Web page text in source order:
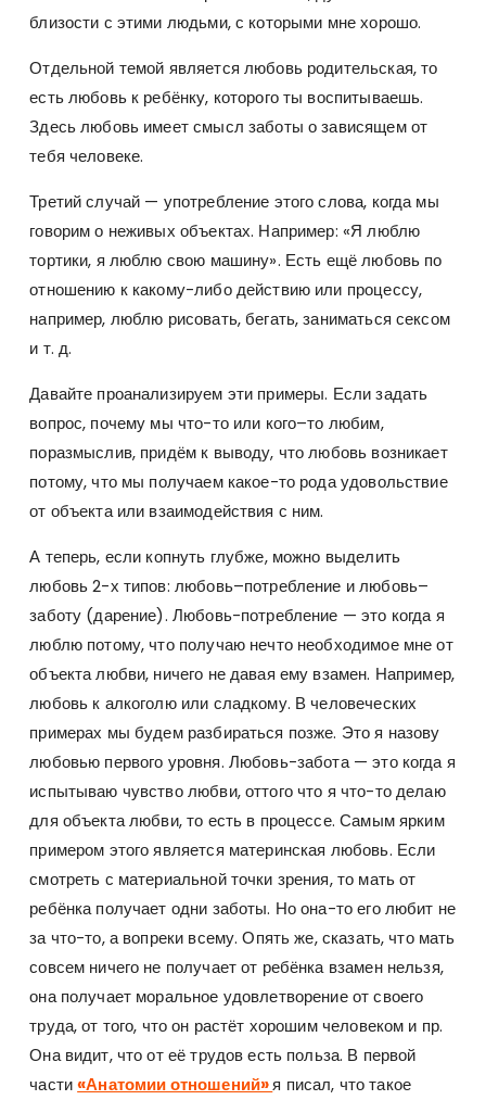
близости с этими людьми, с которыми мне хорошо.
Отдельной темой является любовь родительская, то
есть любовь к ребёнку, которого ты воспитываешь.
Здесь любовь имеет смысл заботы о зависящем от
тебя человеке.
Третий случай — употребление этого слова, когда мы
говорим о неживых объектах. Например: «Я люблю
тортики, я люблю свою машину». Есть ещё любовь по
отношению к какому-либо действию или процессу,
например, люблю рисовать, бегать, заниматься сексом
и т. д.
Давайте проанализируем эти примеры. Если задать
вопрос, почему мы что-то или кого–то любим,
поразмыслив, придём к выводу, что любовь возникает
потому, что мы получаем какое-то рода удовольствие
от объекта или взаимодействия с ним.
А теперь, если копнуть глубже, можно выделить
любовь 2-х типов: любовь–потребление и любовь–
заботу (дарение). Любовь-потребление — это когда я
люблю потому, что получаю нечто необходимое мне от
объекта любви, ничего не давая ему взамен. Например,
любовь к алкоголю или сладкому. В человеческих
примерах мы будем разбираться позже. Это я назову
любовью первого уровня. Любовь-забота — это когда я
испытываю чувство любви, оттого что я что-то делаю
для объекта любви, то есть в процессе. Самым ярким
примером этого является материнская любовь. Если
смотреть с материальной точки зрения, то мать от
ребёнка получает одни заботы. Но она-то его любит не
за что-то, а вопреки всему. Опять же, сказать, что мать
совсем ничего не получает от ребёнка взамен нельзя,
она получает моральное удовлетворение от своего
труда, от того, что он растёт хорошим человеком и пр.
Она видит, что от её трудов есть польза. В первой
части«Анатомии отношений»я писал, что такое